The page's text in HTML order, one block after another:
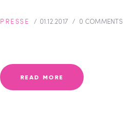
PRESSE 01.12.2017 0 COMMENTS
READ MORE